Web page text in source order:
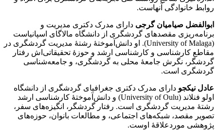
روابط خانواد‌گی آنهاست.
ابوالفضل صیامیان گرجی دارای مدرک دکتری مدیریت و
برنامه‌ریزی مقصدهای گردشگری از دانشگاه مالاگای اسپانیاست
(University of Malaga). او دانش‌آموختۀ رشتۀ مدیریت گردشگری در
مقاطع کارشناسی و کارشناسی ارشد و حوزۀ تحقیقاتی‌اش رفتار
گردشگر، نگرش جامعۀ محلی به گردشگری، و جامعه‌شناسی
گردشگری است.
عادل نیکجو دارای مدرک دکتری جغرافیای گردشگری از دانشگاه
اولو فنلاند (University of Oulu) و دانش‌آموختۀ کارشناسی ارشد
رشتۀ مدیریت گردشگری است. رفتار گردشگر، انگیزه‌های سفر،
تصویر مقصد، شبکه‌های اجتماعی، و مطالعات بانوان، حوزه‌های
پژوهشی موردعلاقۀ اوست.